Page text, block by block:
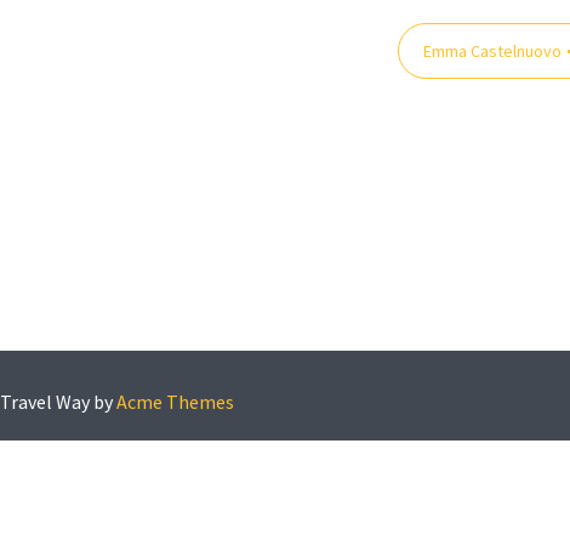
Emma Castelnuovo
Travel Way byAcme Themes